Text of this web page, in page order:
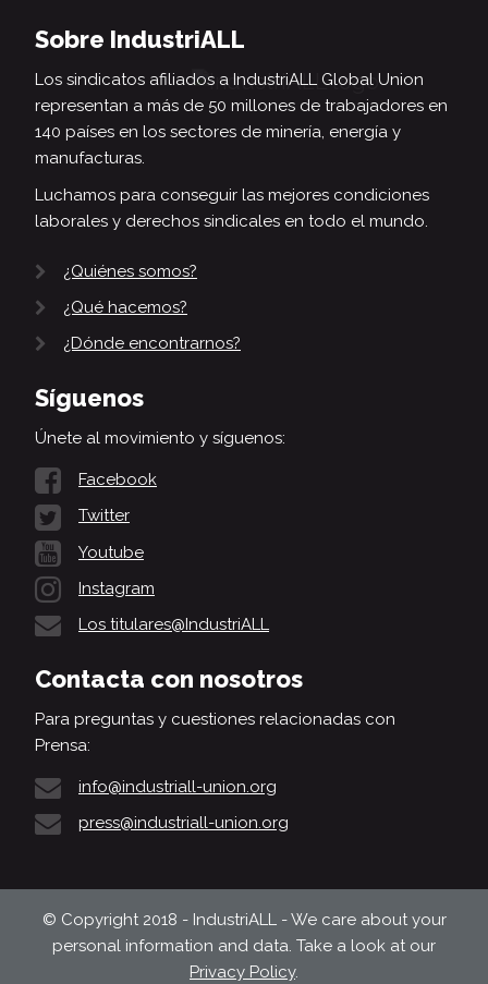
Sobre IndustriALL
Los sindicatos afiliados a IndustriALL Global Union
representan a más de 50 millones de trabajadores en
140 países en los sectores de minería, energía y
manufacturas.
Luchamos para conseguir las mejores condiciones
laborales y derechos sindicales en todo el mundo.
¿Quiénes somos?
¿Qué hacemos?
¿Dónde encontrarnos?
Síguenos
Únete al movimiento y síguenos:
Facebook
Twitter
Youtube
Instagram
Los titulares@IndustriALL
Contacta con nosotros
Para preguntas y cuestiones relacionadas con
Prensa:
info@industriall-union.org
press@industriall-union.org
© Copyright 2018 - IndustriALL - We care about your
personal information and data. Take a look at our
Privacy Policy.